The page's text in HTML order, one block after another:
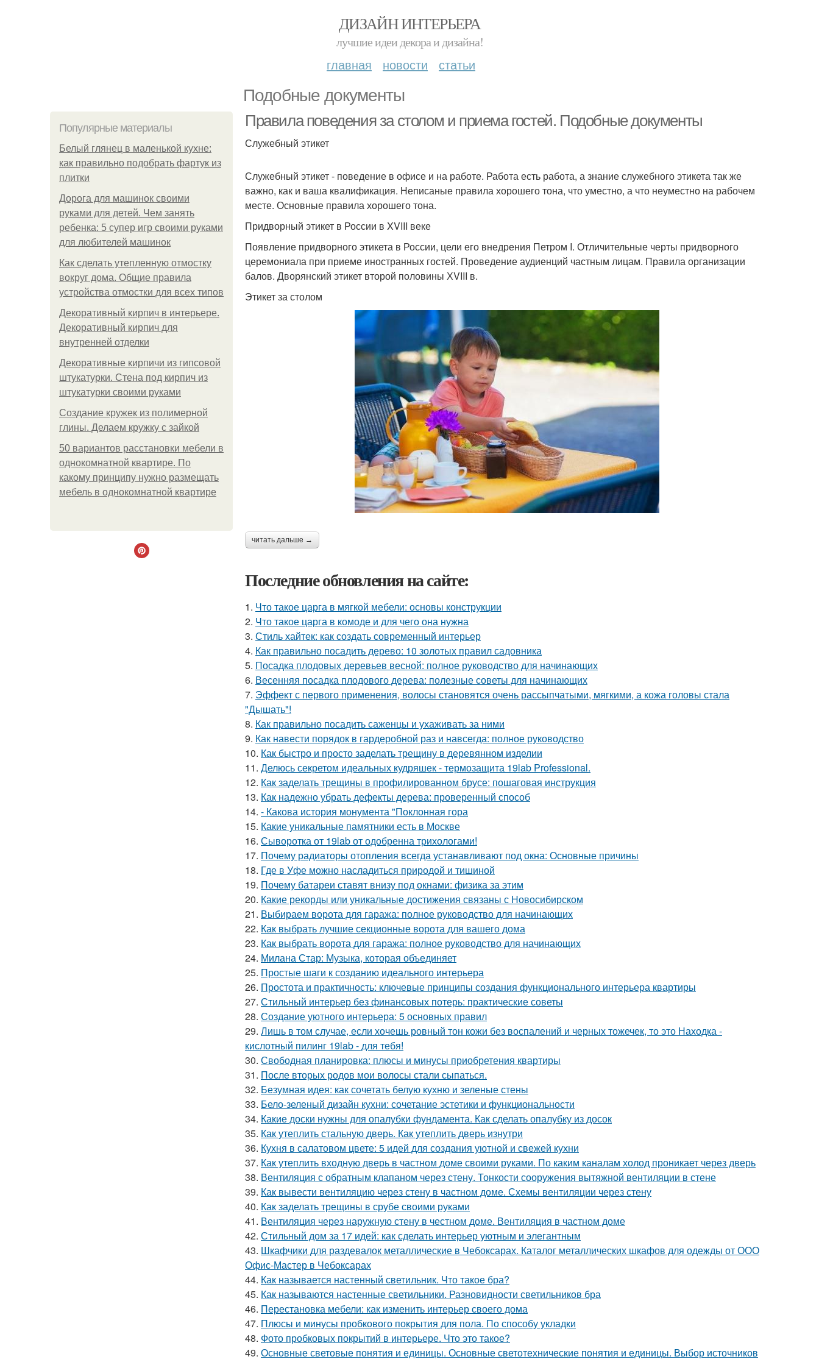
ДИЗАЙН ИНТЕРЬЕРА
лучшие идеи декора и дизайна!
главная новости статьи
Подобные документы
Популярные материалы
Белый глянец в маленькой кухне:
как правильно подобрать фартук из
плитки
Дорога для машинок своими
руками для детей. Чем занять
ребенка: 5 супер игр своими руками
для любителей машинок
Как сделать утепленную отмостку
вокруг дома. Общие правила
устройства отмостки для всех типов
Декоративный кирпич в интерьере.
Декоративный кирпич для
внутренней отделки
Декоративные кирпичи из гипсовой
штукатурки. Стена под кирпич из
штукатурки своими руками
Создание кружек из полимерной
глины. Делаем кружку с зайкой
50 вариантов расстановки мебели в
однокомнатной квартире. По
какому принципу нужно размещать
мебель в однокомнатной квартире
Правила поведения за столом и приема гостей. Подобные документы
Служебный этикет
Служебный этикет - поведение в офисе и на работе. Работа есть работа, а знание служебного этикета так же
важно, как и ваша квалификация. Неписаные правила хорошего тона, что уместно, а что неуместно на рабочем
месте. Основные правила хорошего тона.
Придворный этикет в России в XVIII веке
Появление придворного этикета в России, цели его внедрения Петром I. Отличительные черты придворного
церемониала при приеме иностранных гостей. Проведение аудиенций частным лицам. Правила организации
балов. Дворянский этикет второй половины ХVIII в.
Этикет за столом
читать дальше →
Последние обновления на сайте:
1. Что такое царга в мягкой мебели: основы конструкции
2. Что такое царга в комоде и для чего она нужна
3. Стиль хайтек: как создать современный интерьер
4. Как правильно посадить дерево: 10 золотых правил садовника
5. Посадка плодовых деревьев весной: полное руководство для начинающих
6. Весенняя посадка плодового дерева: полезные советы для начинающих
7. Эффект с первого применения, волосы становятся очень рассыпчатыми, мягкими, а кожа головы стала
"Дышать"!
8. Как правильно посадить саженцы и ухаживать за ними
9. Как навести порядок в гардеробной раз и навсегда: полное руководство
10. Как быстро и просто заделать трещину в деревянном изделии
11. Делюсь секретом идеальных кудряшек - термозащита 19lab Professional.
12. Как заделать трещины в профилированном брусе: пошаговая инструкция
13. Как надежно убрать дефекты дерева: проверенный способ
14. - Какова история монумента "Поклонная гора
15. Какие уникальные памятники есть в Москве
16. Сыворотка от 19lab от одобренна трихологами!
17. Почему радиаторы отопления всегда устанавливают под окна: Основные причины
18. Где в Уфе можно насладиться природой и тишиной
19. Почему батареи ставят внизу под окнами: физика за этим
20. Какие рекорды или уникальные достижения связаны с Новосибирском
21. Выбираем ворота для гаража: полное руководство для начинающих
22. Как выбрать лучшие секционные ворота для вашего дома
23. Как выбрать ворота для гаража: полное руководство для начинающих
24. Милана Стар: Музыка, которая объединяет
25. Простые шаги к созданию идеального интерьера
26. Простота и практичность: ключевые принципы создания функционального интерьера квартиры
27. Стильный интерьер без финансовых потерь: практические советы
28. Создание уютного интерьера: 5 основных правил
29. Лишь в том случае, если хочешь ровный тон кожи без воспалений и черных тожечек, то это Находка -
кислотный пилинг 19lab - для тебя!
30. Свободная планировка: плюсы и минусы приобретения квартиры
31. После вторых родов мои волосы стали сыпаться.
32. Безумная идея: как сочетать белую кухню и зеленые стены
33. Бело-зеленый дизайн кухни: сочетание эстетики и функциональности
34. Какие доски нужны для опалубки фундамента. Как сделать опалубку из досок
35. Как утеплить стальную дверь. Как утеплить дверь изнутри
36. Кухня в салатовом цвете: 5 идей для создания уютной и свежей кухни
37. Как утеплить входную дверь в частном доме своими руками. По каким каналам холод проникает через дверь
38. Вентиляция с обратным клапаном через стену. Тонкости сооружения вытяжной вентиляции в стене
39. Как вывести вентиляцию через стену в частном доме. Схемы вентиляции через стену
40. Как заделать трещины в срубе своими руками
41. Вентиляция через наружную стену в честном доме. Вентиляция в частном доме
42. Стильный дом за 17 идей: как сделать интерьер уютным и элегантным
43. Шкафчики для раздевалок металлические в Чебоксарах. Каталог металлических шкафов для одежды от ООО
Офис-Мастер в Чебоксарах
44. Как называется настенный светильник. Что такое бра?
45. Как называются настенные светильники. Разновидности светильников бра
46. Перестановка мебели: как изменить интерьер своего дома
47. Плюсы и минусы пробкового покрытия для пола. По способу укладки
48. Фото пробковых покрытий в интерьере. Что это такое?
49. Основные световые понятия и единицы. Основные светотехнические понятия и единицы. Выбор источников